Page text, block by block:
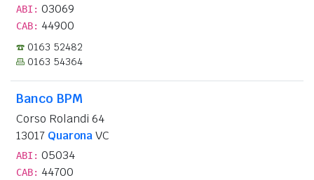
ABI: 03069
CAB: 44900
0163 52482
0163 54364
Banco BPM
Corso Rolandi 64
13017 QuaronaVC
ABI: 05034
CAB: 44700